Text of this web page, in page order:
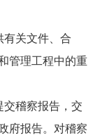
有关文件、合
管理工程中的重
交稽察报告，交
府报告。对稽察